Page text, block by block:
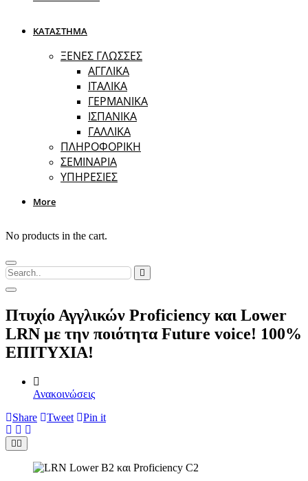
ΚΑΤΑΣΤΗΜΑ
ΞΕΝΕΣ ΓΛΩΣΣΕΣ
ΑΓΓΛΙΚΑ
ΙΤΑΛΙΚΑ
ΓΕΡΜΑΝΙΚΑ
ΙΣΠΑΝΙΚΑ
ΓΑΛΛΙΚΑ
ΠΛΗΡΟΦΟΡΙΚΗ
ΣΕΜΙΝΑΡΙΑ
ΥΠΗΡΕΣΙΕΣ
More
No products in the cart.
Πτυχίο Αγγλικών Proficiency και Lower
LRN με την ποιότητα Future voice! 100%
ΕΠΙΤΥΧΙΑ!
Ανακοινώσεις
Share
Tweet Pin it